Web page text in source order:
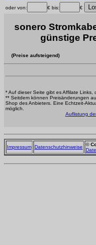
oder von: € bis: €
sonero
günstige
(Preise aufsteigend)
* Auf dieser Seite gibt es Affilate Links,
** Seitdem können Preisänderungen
Shop des Anbieters. Eine Echtzeit-
möglich.
Auflistung
Impressum Datenschutzhinweise ©